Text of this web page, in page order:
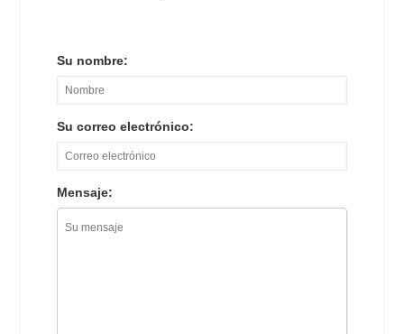
Su nombre:
Su correo electrónico:
Mensaje: